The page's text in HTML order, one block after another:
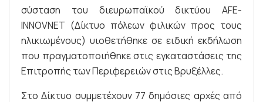
σύσταση του διευρωπαϊκού δικτύου AFE-
INNOVNET (Δίκτυο πόλεων φιλικών προς τους
ηλικιωμένους) υιοθετήθηκε σε ειδική εκδήλωση
που πραγματοποιήθηκε στις εγκαταστάσεις της
Επιτροπής των Περιφερειών στις Βρυξέλλες.
Στο Δίκτυο συμμετέχουν 77 δημόσιες αρχές από